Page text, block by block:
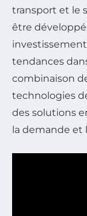
transport et le
être
tendances
combinaison
technologies
des solutions
la demande et